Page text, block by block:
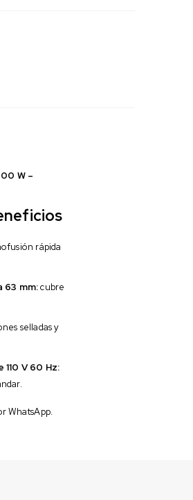
W –
rápida
63 mm:cubre
selladas y
V 60 Hz:
WhatsApp.